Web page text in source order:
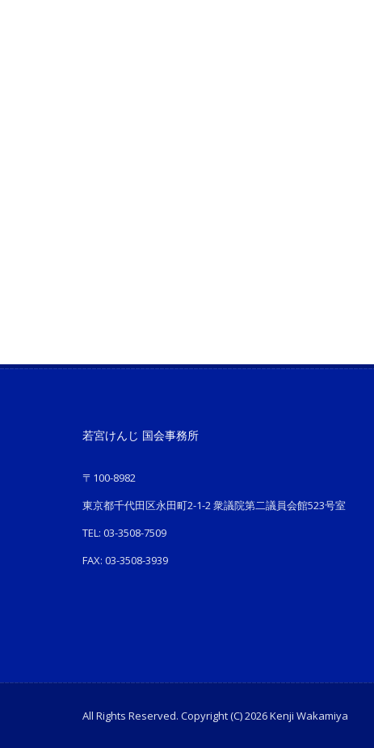
若宮けんじ 国会事務所
〒100-8982
東京都千代田区永田町2-1-2 衆議院第二議員会館523号室
TEL: 03-3508-7509
FAX: 03-3508-3939
All Rights Reserved. Copyright (C) 2026 Kenji Wakamiya